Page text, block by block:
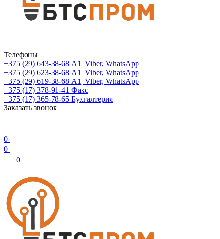
Телефоны
+375 (29) 643-38-68 А1, Viber, WhatsApp
+375 (29) 623-38-68 А1, Viber, WhatsApp
+375 (29) 619-38-68 А1, Viber, WhatsApp
+375 (17) 378-91-41 Факс
+375 (17) 365-78-65 Бухгалтерия
Заказать звонок
0
0
0